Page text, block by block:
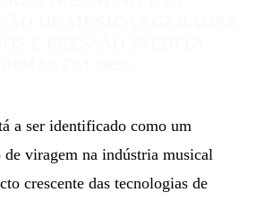
a ser identificado como um
viragem na indústria musical
crescente das tecnologias de